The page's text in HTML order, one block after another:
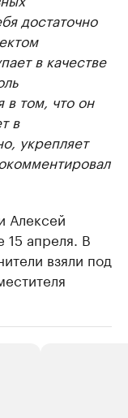
достаточно
в качестве
в том, что он
в
укрепляет
Алексей
апреля. В
взяли под